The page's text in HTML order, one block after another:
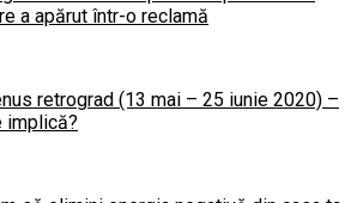
a apărut într-o reclamă
retrograd (13 mai – 25 iunie 2020) –
implică?